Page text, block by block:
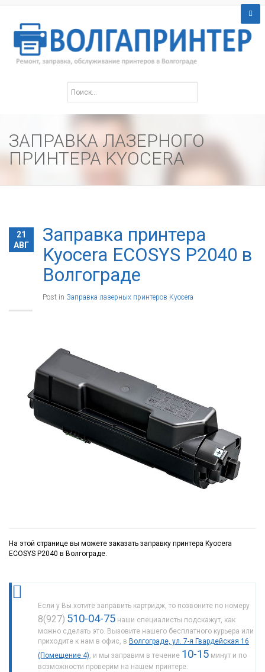
ЗАПРАВКА ЛАЗЕРНОГО
ПРИНТЕРА KYOCERA
21
АВГ
Заправка принтера
Kyocera ECOSYS P2040 в
Волгограде
Post in Заправка лазерных принтеров Kyocera
На этой странице вы можете заказать заправку принтера Kyocera
ECOSYS P2040 в Волгограде.
Если у Вы хотите заправить картридж, то позвоните по номеру
8(927) 510-04-75 наши специалисты подскажут, как
можно сделать это. Вызовите нашего бесплатного курьера или
приходите к нам в офис, в Волгограде, ул. 7-я Гвардейская 16
(Помещение 4), и мы заправим в течение 10-15 минут и по
возможности проверим на нашем принтере.